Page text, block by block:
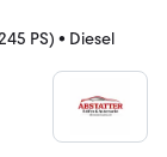
PS) • Diesel